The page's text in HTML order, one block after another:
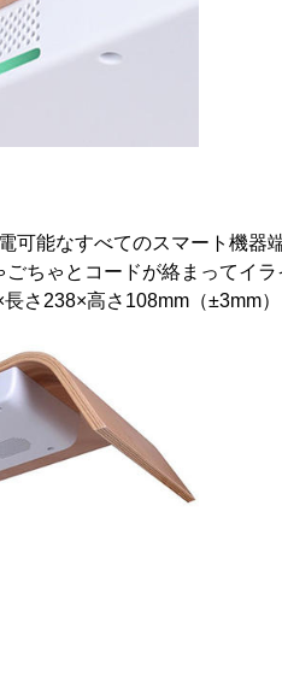
可能なすべてのスマート機器
ちゃとコードが絡まってイラ
さ238×高さ108mm（±3mm